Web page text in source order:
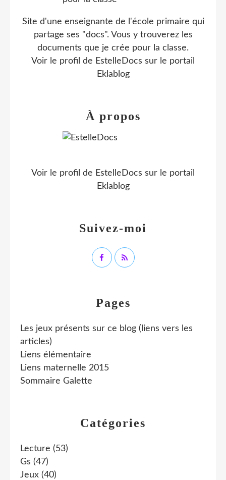
Catégories
Lecture (53)
Gs (47)
Jeux (40)
Pages
Les jeux présents sur ce blog (liens vers les
articles)
Liens élémentaire
Liens maternelle 2015
Sommaire Galette
Site d'une enseignante de l'école primaire qui
partage ses "docs". Vous y trouverez les
documents que je crée pour la classe.
Voir le profil de EstelleDocs sur le portail
Eklablog
Suivez-moi
À propos
Voir le profil de EstelleDocs sur le portail
Eklablog